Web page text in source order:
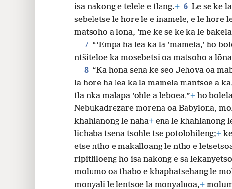
isa nakong e telele e tlang.+ 6 Le se ke
sebeletse le hore le e inamele, e le hore
matsoho a lōna, ’me ke se ke ka le
7 “‘Empa ha lea ka la ’mamela,’ ho
ntšiteloe ka mosebetsi oa matsoho a
8 “Ka hona sena ke seo Jehova oa
la hore ha lea ka la mamela mantsoe a ka,
tla nka malapa ’ohle a leboea,”+ ho
Nebukadrezare morena oa Babylona,
khahlanong le naha+ ena le khahlanong
lichaba tsena tsohle tse potolohileng;+
etse ntho e makalloang le ntho e
ripitliloeng ho isa nakong e sa
molumo oa thabo e khaphatsehang le
monyali le lentsoe la monyaluoa,+